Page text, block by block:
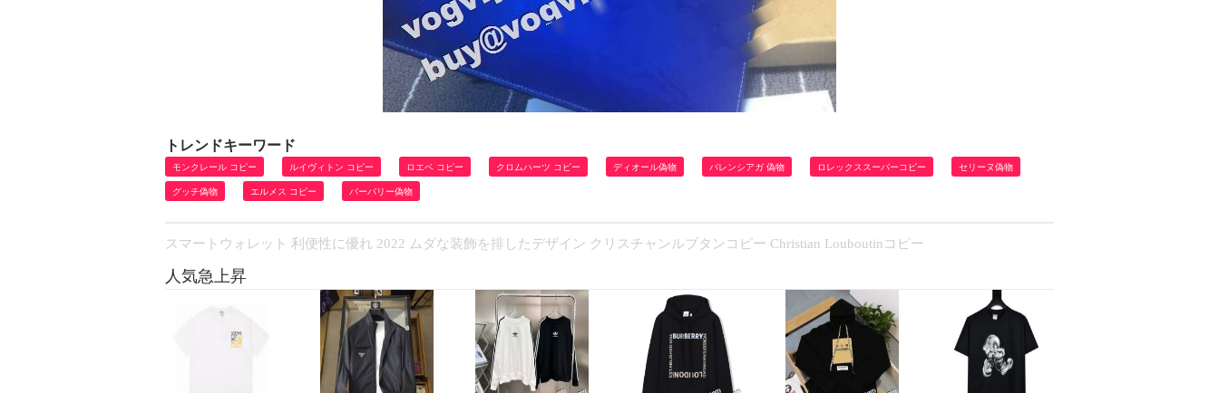
トレンドキーワード
モンクレール コピー ルイヴィトン コピー ロエベ コピー クロムハーツ コピー ディオール偽物 バレンシアガ 偽物 ロレックススーパーコピー セリーヌ偽物
グッチ偽物 エルメス コピー バーバリー偽物
スマートウォレット 利便性に優れ 2022 ムダな装飾を排したデザイン クリスチャンルブタンコピー Christian Louboutinコピー
人気急上昇